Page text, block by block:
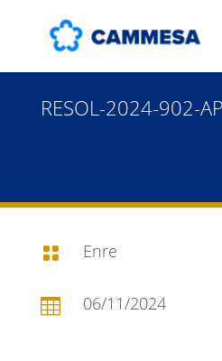
RESOL-2024-902-
 Enre
 06/11/2024